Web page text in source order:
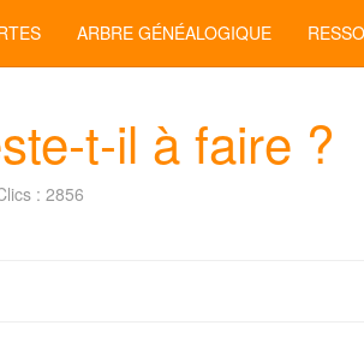
ARBRE GÉNÉALOGIQUE
t-il à faire ?
: 2856